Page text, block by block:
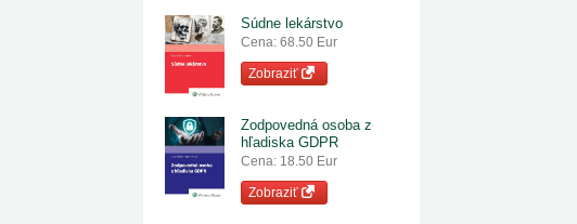
Súdne lekárstvo
Cena: 68.50 Eur
Zobraziť
Zodpovedná osoba z
hľadiska GDPR
Cena: 18.50 Eur
Zobraziť